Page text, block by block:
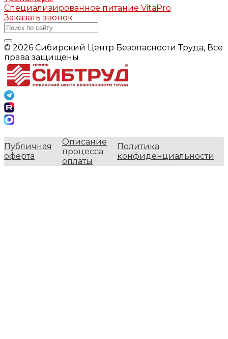
Специализированное питание VitaPro
Заказать звонок
© 2026 Сибирский Центр Безопасности Труда, Все
права защищены
Публичная
оферта
Описание
процесса
оплаты
Политика
конфиденциальности